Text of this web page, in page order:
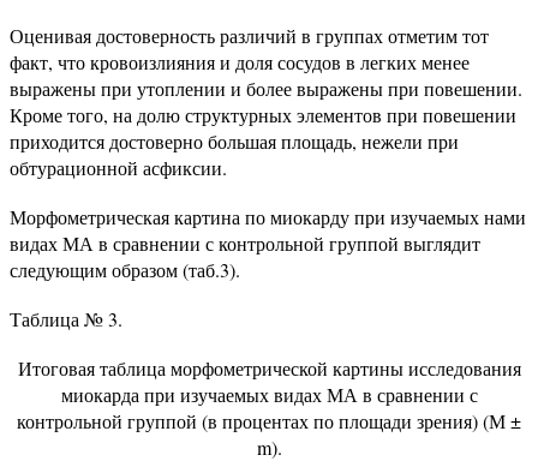
Оценивая достоверность различий в группах отметим тот
факт, что кровоизлияния и доля сосудов в легких менее
выражены при утоплении и более выражены при повешении.
Кроме того, на долю структурных элементов при повешении
приходится достоверно большая площадь, нежели при
обтурационной асфиксии.
Морфометрическая картина по миокарду при изучаемых нами
видах МА в сравнении с контрольной группой выглядит
следующим образом (таб.3).
Таблица № 3.
Итоговая таблица морфометрической картины исследования
миокарда при изучаемых видах МА в сравнении с
контрольной группой (в процентах по площади зрения) (М ±
m).